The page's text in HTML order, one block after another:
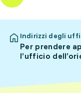
Indirizzi degli
Per prendere
l’ufficio